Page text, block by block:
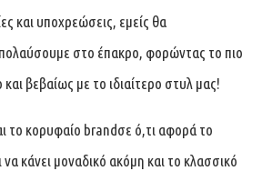
και υποχρεώσεις, εμείς θα
στο έπακρο, φορώντας το πιο
βεβαίως με το ιδιαίτερο στυλ μας!
το κορυφαίο brandσε ό,τι αφορά το
κάνει μοναδικό ακόμη και το κλασσικό